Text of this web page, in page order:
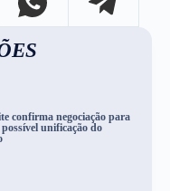
confirma negociação para
unificação do